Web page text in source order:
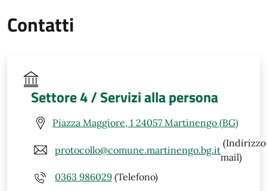
Contatti
Settore 4 / Servizi alla persona
Piazza Maggiore, 1 24057 Martinengo (BG)
protocollo@comune.martinengo.bg.it
(Indirizzo
mail)
0363 986029 (Telefono)